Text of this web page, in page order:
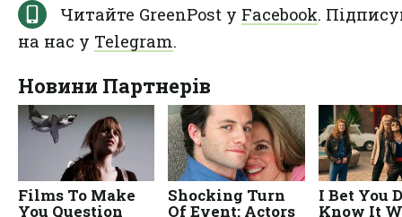
Читайте GreenPost у Facebook.
на нас у Telegram.